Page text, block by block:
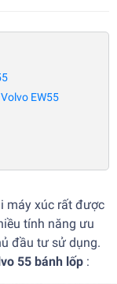
EW55
máy xúc rất được
tính năng ưu
đầu tư sử dụng.
55 bánh lốp :